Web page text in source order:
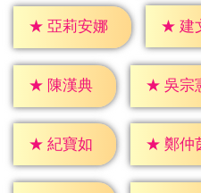
★ 亞莉安娜 ★ 建
★ 陳漢典 ★ 吳宗
★ 紀寶如 ★ 鄭仲